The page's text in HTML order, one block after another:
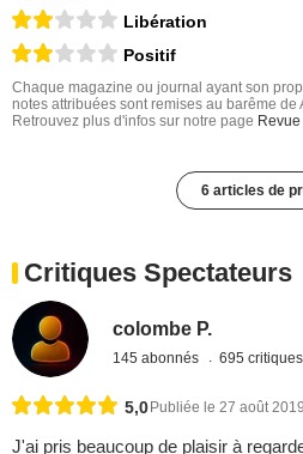
Libération
Positif
Chaque magazine ou journal ayant son
notes attribuées sont remises au barême de
Retrouvez plus d'infos sur notre page
6 articles de
Critiques Spectateurs
colombe P.
145 abonnés 695 critiques
5,0 Publiée le 27 août 2019
J'ai pris beaucoup de plaisir à